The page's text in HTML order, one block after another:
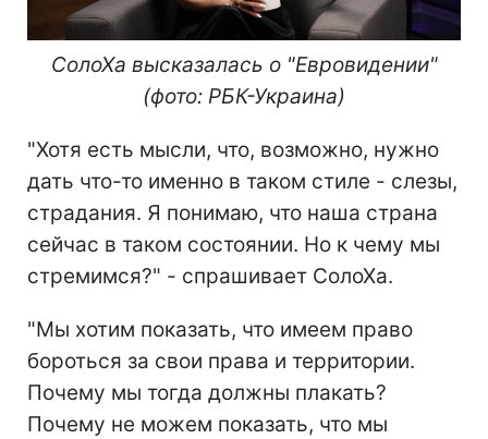
СолоХа высказалась о "Евровидении"
(фото: РБК-Украина)
"Хотя есть мысли, что, возможно, нужно
дать что-то именно в таком стиле - слезы,
страдания. Я понимаю, что наша страна
сейчас в таком состоянии. Но к чему мы
стремимся?" - спрашивает СолоХа.
"Мы хотим показать, что имеем право
бороться за свои права и территории.
Почему мы тогда должны плакать?
Почему не можем показать, что мы